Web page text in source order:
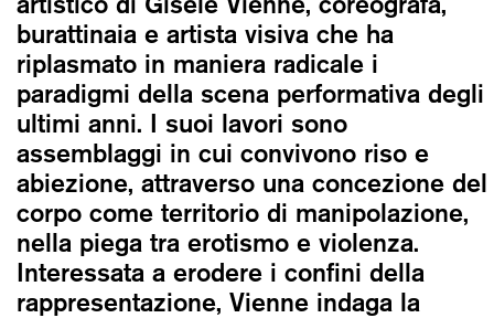
burattinaia e artista visiva che ha
riplasmato in maniera radicale i
paradigmi della scena performativa degli
ultimi anni. I suoi lavori sono
assemblaggi in cui convivono riso e
abiezione, attraverso una concezione del
corpo come territorio di manipolazione,
nella piega tra erotismo e violenza.
Interessata a erodere i confini della
rappresentazione, Vienne indaga la